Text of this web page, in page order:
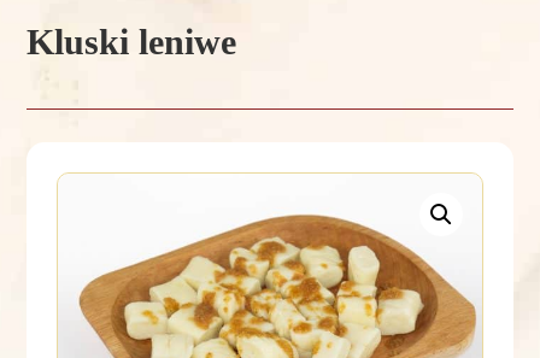
Kluski leniwe